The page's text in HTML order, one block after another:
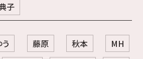
子
藤原 秋本
MH